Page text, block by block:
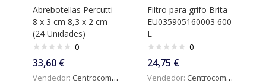
Abrebotellas Percutti
8 x 3 cm 8,3 x 2 cm
(24 Unidades)
0
33,60 €
Vendedor: Centrocomercialdigital
Filtro para grifo Brita
EU035905160003 600
L
0
24,75 €
Vendedor: Centrocomercialdigital